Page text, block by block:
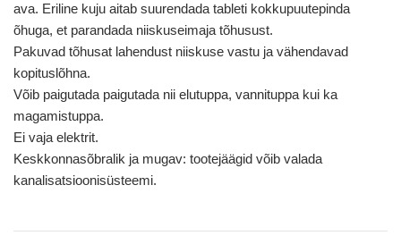
ava. Eriline kuju aitab suurendada tableti kokkupuutepinda
õhuga, et parandada niiskuseimaja tõhusust.
Pakuvad tõhusat lahendust niiskuse vastu ja vähendavad
kopituslõhna.
Võib paigutada paigutada nii elutuppa, vannituppa kui ka
magamistuppa.
Ei vaja elektrit.
Keskkonnasõbralik ja mugav: tootejäägid võib valada
kanalisatsioonisüsteemi.